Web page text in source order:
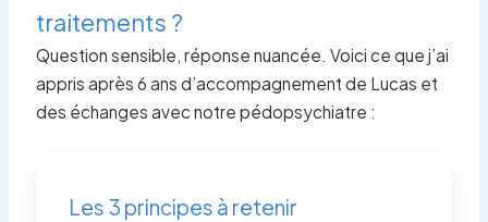
traitements ?
Question sensible, réponse nuancée. Voici ce que j’ai
appris après 6 ans d’accompagnement de Lucas et
des échanges avec notre pédopsychiatre :
Les 3 principes à retenir